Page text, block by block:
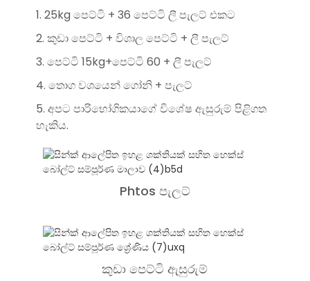
1. 25kg පෙට්ටි + 36 පෙට්ටි ලී පැලට් එකට
2. කුඩා පෙට්ටි + විශාල පෙට්ටි + ලී පැලට්
3. පෙට්ටි 15kg+පෙට්ටි 60 + ලී පැලට්
4. තොග වශයෙන් ගෝනි + පැලට්
5. අපට පාරිභෝගිකයාගේ විශේෂ ඇසුරුම් පිළිගත
හැකිය.
Phtos පැලට්
කුඩා පෙට්ටි ඇසුරුම්